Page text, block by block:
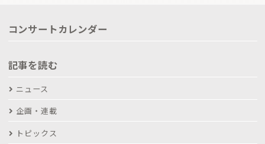
コンサートカレンダー
記事を読む
ニュース
企画・連載
トピックス